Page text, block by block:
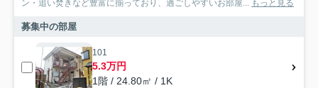
ン・追い焚きなど豊富に揃っており、過ごしやすいお部屋... もっと見る
募集中の部屋
101
5.3万円
1階 / 24.80㎡ / 1K